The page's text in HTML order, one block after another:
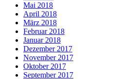
Mai 2018
April 2018
März 2018
Februar 2018
Januar 2018
Dezember 2017
November 2017
Oktober 2017
September 2017